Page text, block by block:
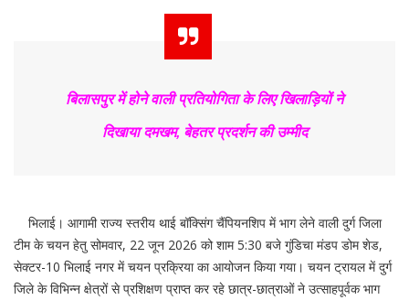
बिलासपुर में होने वाली प्रतियोगिता के लिए खिलाड़ियों ने
दिखाया दमखम, बेहतर प्रदर्शन की उम्मीद
भिलाई। आगामी राज्य स्तरीय थाई बॉक्सिंग चैंपियनशिप में भाग लेने वाली दुर्ग जिला
टीम के चयन हेतु सोमवार, 22 जून 2026 को शाम 5:30 बजे गुंडिचा मंडप डोम शेड,
सेक्टर-10 भिलाई नगर में चयन प्रक्रिया का आयोजन किया गया। चयन ट्रायल में दुर्ग
जिले के विभिन्न क्षेत्रों से प्रशिक्षण प्राप्त कर रहे छात्र-छात्राओं ने उत्साहपूर्वक भाग